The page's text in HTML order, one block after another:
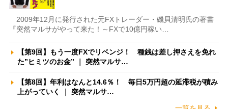
2009年12月に発行された元FXトレーダー・磯貝清明氏の著書
『突然マルサがやって来た！～FXで10億円稼い…
【第9回】もう一度FXでリベンジ！ 種銭は差し押さえを免れ
た”ヒミツのお金” ｜ 突然マルサ…
【第8回】年利はなんと14.6％！ 毎日5万円超の延滞税が積み
上がっていく ｜ 突然マルサ…